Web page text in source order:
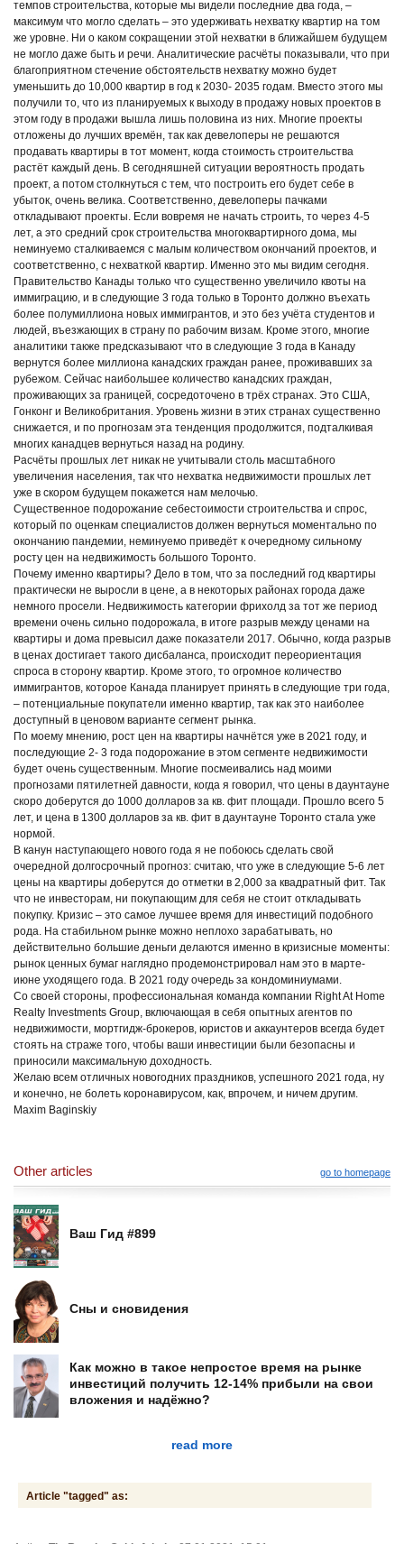
темпов строительства, которые мы видели последние два года, –
максимум что могло сделать – это удерживать нехватку квартир на том
же уровне. Ни о каком сокращении этой нехватки в ближайшем будущем
не могло даже быть и речи. Аналитические расчёты показывали, что при
благоприятном стечение обстоятельств нехватку можно будет
уменьшить до 10,000 квартир в год к 2030- 2035 годам. Вместо этого мы
получили то, что из планируемых к выходу в продажу новых проектов в
этом году в продажи вышла лишь половина из них. Многие проекты
отложены до лучших времён, так как девелоперы не решаются
продавать квартиры в тот момент, когда стоимость строительства
растёт каждый день. В сегодняшней ситуации вероятность продать
проект, а потом столкнуться с тем, что построить его будет себе в
убыток, очень велика. Соответственно, девелоперы пачками
откладывают проекты. Если вовремя не начать строить, то через 4-5
лет, а это средний срок строительства многоквартирного дома, мы
неминуемо сталкиваемся с малым количеством окончаний проектов, и
соответственно, с нехваткой квартир. Именно это мы видим сегодня.
Правительство Канады только что существенно увеличило квоты на
иммиграцию, и в следующие 3 года только в Торонто должно въехать
более полумиллиона новых иммигрантов, и это без учёта студентов и
людей, въезжающих в страну по рабочим визам. Кроме этого, многие
аналитики также предсказывают что в следующие 3 года в Канаду
вернутся более миллиона канадских граждан ранее, проживавших за
рубежом. Сейчас наибольшее количество канадских граждан,
проживающих за границей, сосредоточено в трёх странах. Это США,
Гонконг и Великобритания. Уровень жизни в этих странах существенно
снижается, и по прогнозам эта тенденция продолжится, подталкивая
многих канадцев вернуться назад на родину.
Расчёты прошлых лет никак не учитывали столь масштабного
увеличения населения, так что нехватка недвижимости прошлых лет
уже в скором будущем покажется нам мелочью.
Существенное подорожание себестоимости строительства и спрос,
который по оценкам специалистов должен вернуться моментально по
окончанию пандемии, неминуемо приведёт к очередному сильному
росту цен на недвижимость большого Торонто.
Почему именно квартиры? Дело в том, что за последний год квартиры
практически не выросли в цене, а в некоторых районах города даже
немного просели. Недвижимость категории фрихолд за тот же период
времени очень сильно подорожала, в итоге разрыв между ценами на
квартиры и дома превысил даже показатели 2017. Обычно, когда разрыв
в ценах достигает такого дисбаланса, происходит переориентация
спроса в сторону квартир. Кроме этого, то огромное количество
иммигрантов, которое Канада планирует принять в следующие три года,
– потенциальные покупатели именно квартир, так как это наиболее
доступный в ценовом варианте сегмент рынка.
По моему мнению, рост цен на квартиры начнётся уже в 2021 году, и
последующие 2- 3 года подорожание в этом сегменте недвижимости
будет очень существенным. Многие посмеивались над моими
прогнозами пятилетней давности, когда я говорил, что цены в даунтауне
скоро доберутся до 1000 долларов за кв. фит площади. Прошло всего 5
лет, и цена в 1300 долларов за кв. фит в даунтауне Торонто стала уже
нормой.
В канун наступающего нового года я не побоюсь сделать свой
очередной долгосрочный прогноз: считаю, что уже в следующие 5-6 лет
цены на квартиры доберутся до отметки в 2,000 за квадратный фит. Так
что не инвесторам, ни покупающим для себя не стоит откладывать
покупку. Кризис – это самое лучшее время для инвестиций подобного
рода. На стабильном рынке можно неплохо зарабатывать, но
действительно большие деньги делаются именно в кризисные моменты:
рынок ценных бумаг наглядно продемонстрировал нам это в марте-
июне уходящего года. В 2021 году очередь за кондоминиумами.
Со своей стороны, профессиональная команда компании Right At Home
Realty Investments Group, включающая в себя опытных агентов по
недвижимости, мортгидж-брокеров, юристов и аккаунтеров всегда будет
стоять на страже того, чтобы ваши инвестиции были безопасны и
приносили максимальную доходность.
Желаю всем отличных новогодних праздников, успешного 2021 года, ну
и конечно, не болеть коронавирусом, как, впрочем, и ничем другим.
Maxim Baginskiy
Other articles go to homepage
Ваш Гид #899
Сны и сновидения
Как можно в такое непростое время на рынке
инвестиций получить 12-14% прибыли на свои
вложения и надёжно?
read more
Article "tagged" as: